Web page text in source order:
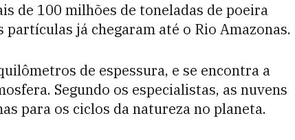
de 100 milhões de toneladas de poeira
já chegaram até o Rio Amazonas.
de espessura, e se encontra a
Segundo os especialistas, as nuvens
para os ciclos da natureza no planeta.